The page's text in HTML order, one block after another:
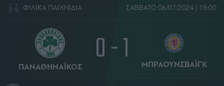
ΦΙΛΙΚΑ ΠΑΙΧΝΙΔΙΑ ΣΑΒΒΑΤΟ 06/07/2024 | 18:00
ΠΑΝΑΘΗΝΑΪΚΟΣ 0 - 1 ΜΠΡΑΟΥΝΣΒΑΪΓΚ